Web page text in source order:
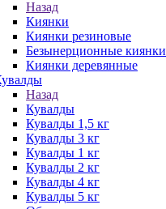
Назад
Киянки
Киянки резиновые
Безынерционные киянки
Киянки деревянные
Назад
Кувалды
Кувалды 1,5 кг
Кувалды 3 кг
Кувалды 1 кг
Кувалды 2 кг
Кувалды 4 кг
Кувалды 5 кг